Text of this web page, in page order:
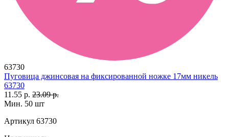
63730
Пуговица джинсовая на фиксированной ножке 17мм никель
63730
11.55 р. 23.09 р.
Мин. 50 шт
Артикул 63730